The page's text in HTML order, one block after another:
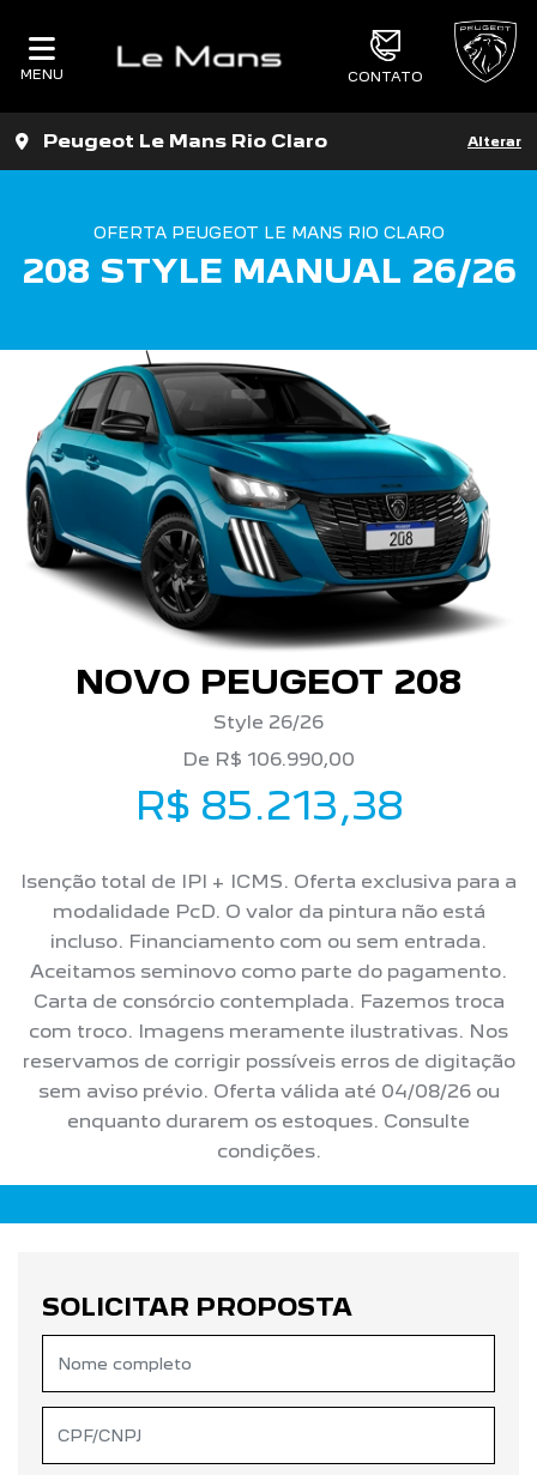
MENU CONTATO
Peugeot Le Mans Rio Claro Alterar
OFERTA PEUGEOT LE MANS RIO CLARO
208 STYLE MANUAL 26/26
NOVO PEUGEOT 208
Style 26/26
De R$ 106.990,00
R$ 85.213,38
Isenção total de IPI + ICMS. Oferta exclusiva para a
modalidade PcD. O valor da pintura não está
incluso. Financiamento com ou sem entrada.
Aceitamos seminovo como parte do pagamento.
Carta de consórcio contemplada. Fazemos troca
com troco. Imagens meramente ilustrativas. Nos
reservamos de corrigir possíveis erros de digitação
sem aviso prévio. Oferta válida até 04/08/26 ou
enquanto durarem os estoques. Consulte
condições.
SOLICITAR PROPOSTA